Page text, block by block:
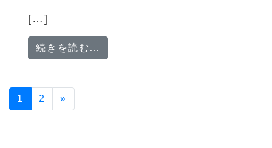
[…]
続きを読む…
投稿ナビゲーション
1 2 »